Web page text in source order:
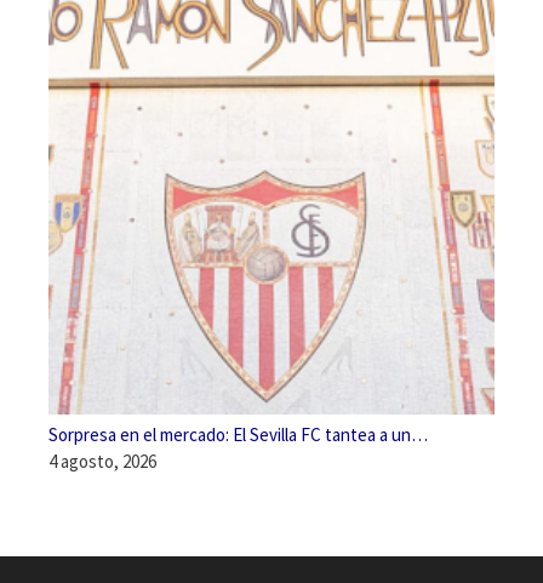
Sorpresa en el mercado: El Sevilla FC tantea a un…
4 agosto, 2026